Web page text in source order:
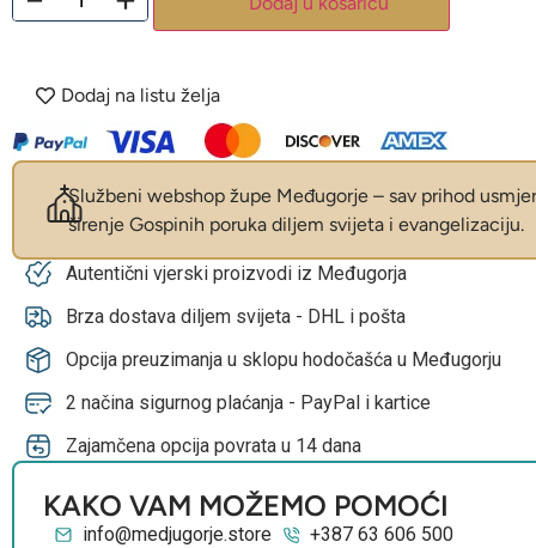
Dodaj na listu želja
Službeni webshop župe Međugorje – sav prihod
širenje Gospinih poruka diljem svijeta i evangelizaciju.
Autentični vjerski proizvodi iz Međugorja
Brza dostava diljem svijeta - DHL i pošta
Opcija preuzimanja u sklopu hodočašća u Međugorju
2 načina sigurnog plaćanja - PayPal i kartice
Zajamčena opcija povrata u 14 dana
KAKO VAM MOŽEMO POMOĆI
info@medjugorje.store
+387 63 606 500